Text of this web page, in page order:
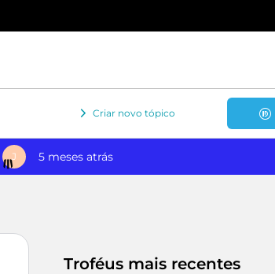
Criar novo tópico
J 5 meses atrás
Troféus mais recentes